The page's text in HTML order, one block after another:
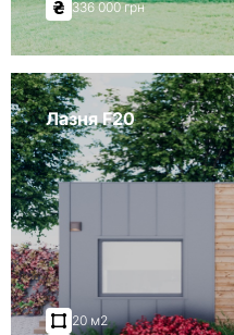
336 000 грн
Лазня F20
20 м2